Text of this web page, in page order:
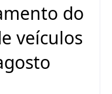
do
veículos